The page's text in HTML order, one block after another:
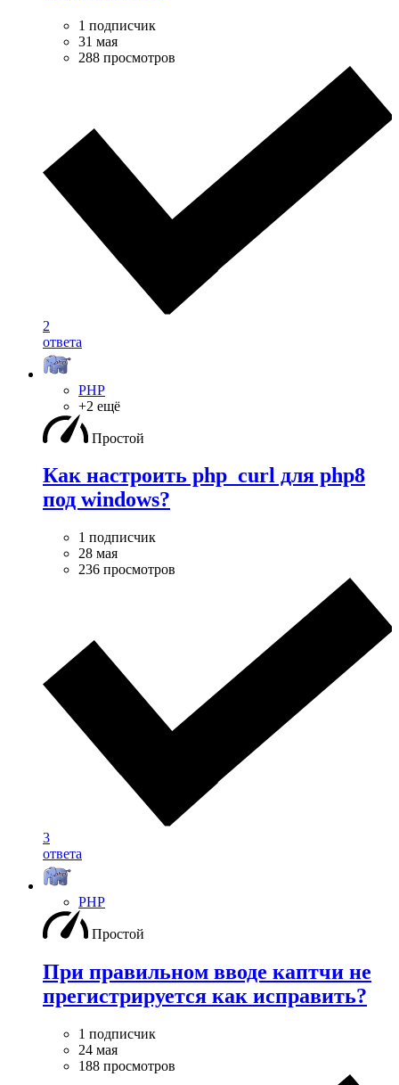
1 подписчик
31 мая
288 просмотров
2
ответа
PHP
+2 ещё
Простой
Как настроить php_curl для php8
под windows?
1 подписчик
28 мая
236 просмотров
3
ответа
PHP
Простой
При правильном вводе каптчи не
прегистрируется как исправить?
1 подписчик
24 мая
188 просмотров